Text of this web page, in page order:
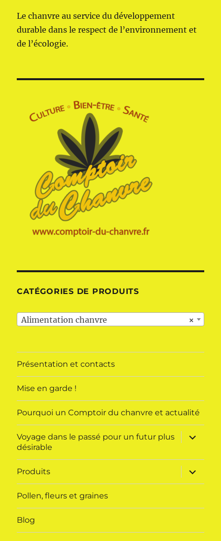
Le chanvre au service du développement
durable dans le respect de l’environnement et
de l’écologie.
CATÉGORIES DE PRODUITS
×
Alimentation chanvre
Présentation et contacts
Mise en garde !
Pourquoi un Comptoir du chanvre et actualité
Voyage dans le passé pour un futur plus
désirable
ouvrir
le
menu
Produits
ouvrir
le
sous-
Pollen, fleurs et graines
Blog